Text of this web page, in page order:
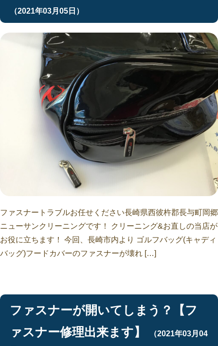
（2021年03月05日）
ファスナートラブルお任せください長崎県西彼杵郡長与町岡郷
ニューサンクリーニングです！ クリーニング&お直しの当店が
お役に立ちます！ 今回、長崎市内より ゴルフバッグ(キャディ
バッグ)フードカバーのファスナーが壊れ […]
ファスナーが開いてしまう？【フ
ァスナー修理出来ます】
（2021年03月04